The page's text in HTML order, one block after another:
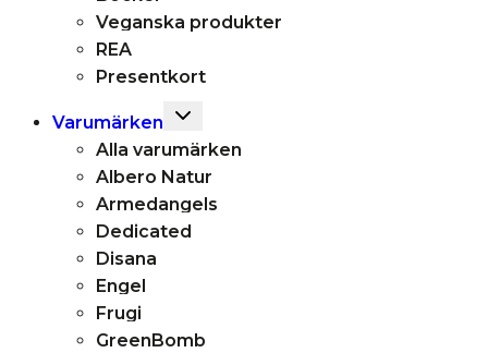
Veganska produkter
REA
Presentkort
Varumärken
Toggle
menu
Alla varumärken
Albero Natur
Armedangels
Dedicated
Disana
Engel
Frugi
GreenBomb